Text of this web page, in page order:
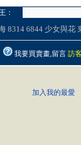
：
8314 6844 少女與花
我要買賣畫,留言 訪
加入我的最愛